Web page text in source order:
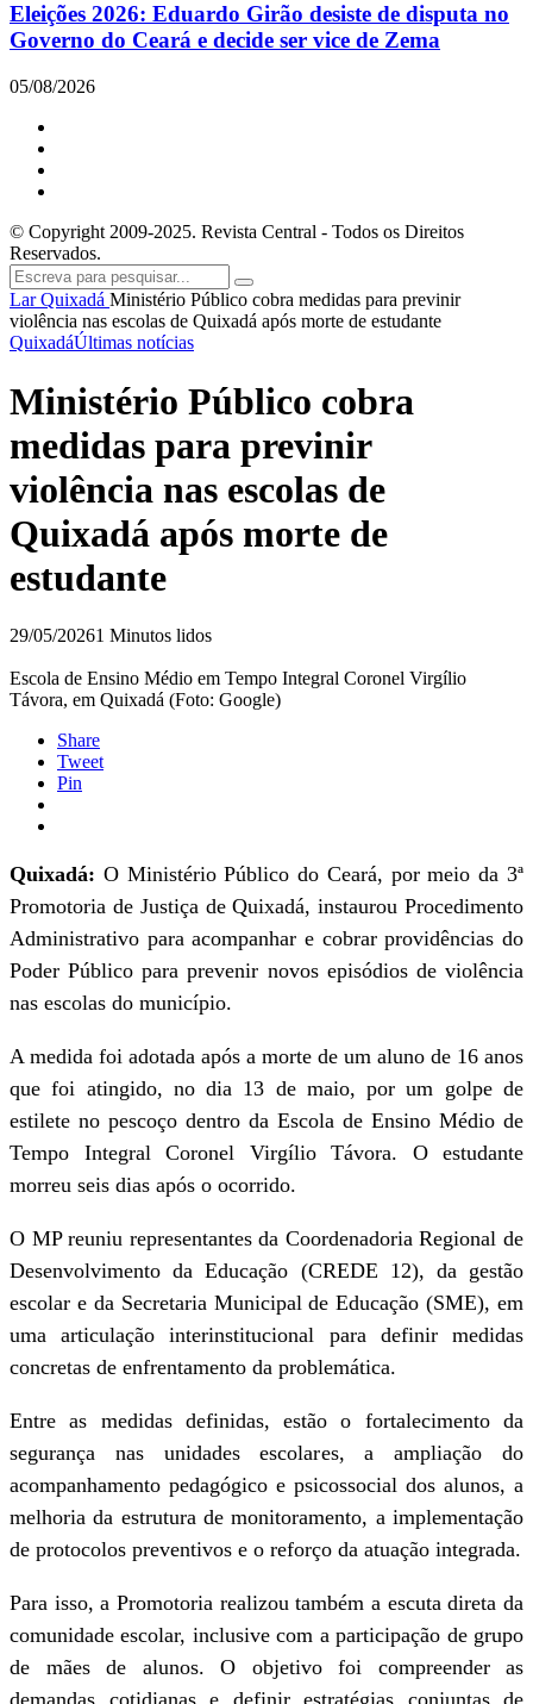
Eleições 2026: Eduardo Girão desiste de disputa no
Governo do Ceará e decide ser vice de Zema
05/08/2026
© Copyright 2009-2025. Revista Central - Todos os Direitos
Reservados.
LarQuixadá Ministério Público cobra medidas para previnir
violência nas escolas de Quixadá após morte de estudante
QuixadáÚltimas notícias
Ministério Público cobra
medidas para previnir
violência nas escolas de
Quixadá após morte de
estudante
29/05/20261 Minutos lidos
Escola de Ensino Médio em Tempo Integral Coronel Virgílio
Távora, em Quixadá (Foto: Google)
Share
Tweet
Pin
Quixadá: O Ministério Público do Ceará, por meio da 3ª
Promotoria de Justiça de Quixadá, instaurou Procedimento
Administrativo para acompanhar e cobrar providências do
Poder Público para prevenir novos episódios de violência
nas escolas do município.
A medida foi adotada após a morte de um aluno de 16 anos
que foi atingido, no dia 13 de maio, por um golpe de
estilete no pescoço dentro da Escola de Ensino Médio de
Tempo Integral Coronel Virgílio Távora. O estudante
morreu seis dias após o ocorrido.
O MP reuniu representantes da Coordenadoria Regional de
Desenvolvimento da Educação (CREDE 12), da gestão
escolar e da Secretaria Municipal de Educação (SME), em
uma articulação interinstitucional para definir medidas
concretas de enfrentamento da problemática.
Entre as medidas definidas, estão o fortalecimento da
segurança nas unidades escolares, a ampliação do
acompanhamento pedagógico e psicossocial dos alunos, a
melhoria da estrutura de monitoramento, a implementação
de protocolos preventivos e o reforço da atuação integrada.
Para isso, a Promotoria realizou também a escuta direta da
comunidade escolar, inclusive com a participação de grupo
de mães de alunos. O objetivo foi compreender as
demandas cotidianas e definir estratégias conjuntas de